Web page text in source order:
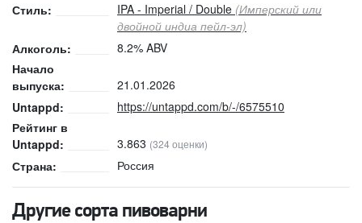
Стиль:
IPA - Imperial / Double (Имперский или
двойной индиа пейл-эл)
Алкоголь:
8.2% ABV
Начало
выпуска:
21.01.2026
Untappd:
https://untappd.com/b/-/6575510
Рейтинг в
Untappd:
3.863 (324 оценки)
Страна: Россия
Другие сорта пивоварни